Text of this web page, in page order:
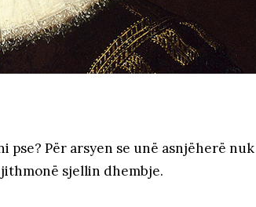
pse? Për arsyen se unë asnjëherë nuk
sjellin dhembje.